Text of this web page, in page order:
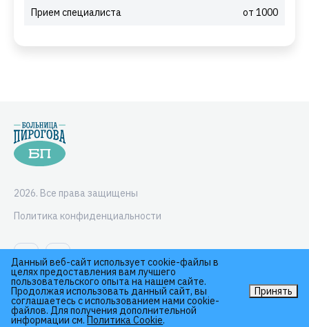
Прием специалиста от 1000
2026. Все права защищены
Политика конфиденциальности
Данный веб-сайт использует cookie-файлы в
целях предоставления вам лучшего
пользовательского опыта на нашем сайте.
Продолжая использовать данный сайт, вы
соглашаетесь с использованием нами cookie-
файлов. Для получения дополнительной
информации см.Политика Cookie.
Принять